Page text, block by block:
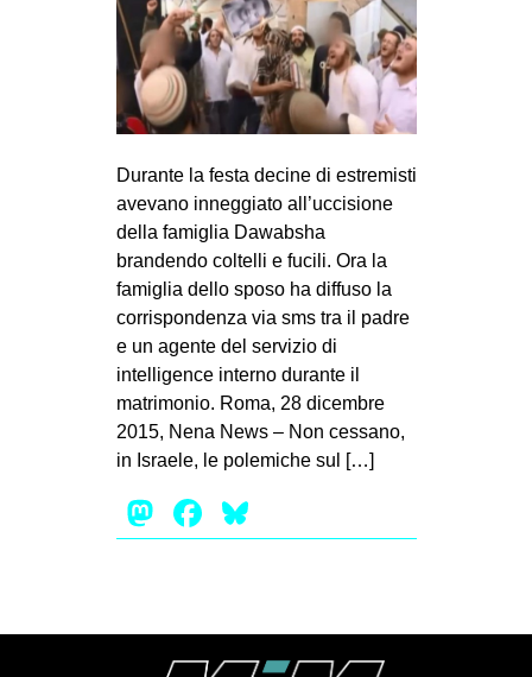
MSM
STUDENTI TSUNAMI
ZAM
MOBILITAZIONI
SPAZI
SPORT POPOLARE
MOVIMENTI
AMBIENTE
ANTIFASCISMO
DIRITTO ALL’ABITARE
MIGRAZIONI
Durante la festa decine di estremisti
avevano inneggiato all’uccisione
della famiglia Dawabsha
brandendo coltelli e fucili. Ora la
famiglia dello sposo ha diffuso la
corrispondenza via sms tra il padre
e un agente del servizio di
intelligence interno durante il
matrimonio. Roma, 28 dicembre
2015, Nena News – Non cessano,
in Israele, le polemiche sul […]
Mastodon
Facebook